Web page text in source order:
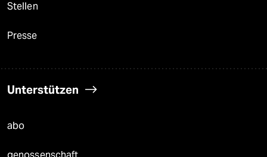
Stellen
Presse
Unterstützen
abo